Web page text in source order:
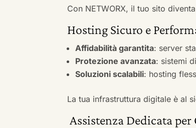
Con NETWORX, il tuo sito
Hosting Sicuro e
Affidabilità garantita: server
Protezione avanzata: sistemi
Soluzioni scalabili: hosting
La tua infrastruttura digitale è al
Assistenza Dedicata